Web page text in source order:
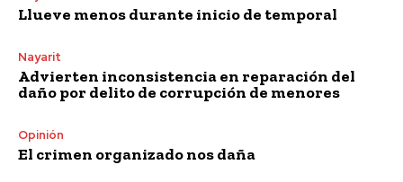
Llueve menos durante inicio de temporal
Nayarit
Advierten inconsistencia en reparación del
daño por delito de corrupción de menores
Opinión
El crimen organizado nos daña